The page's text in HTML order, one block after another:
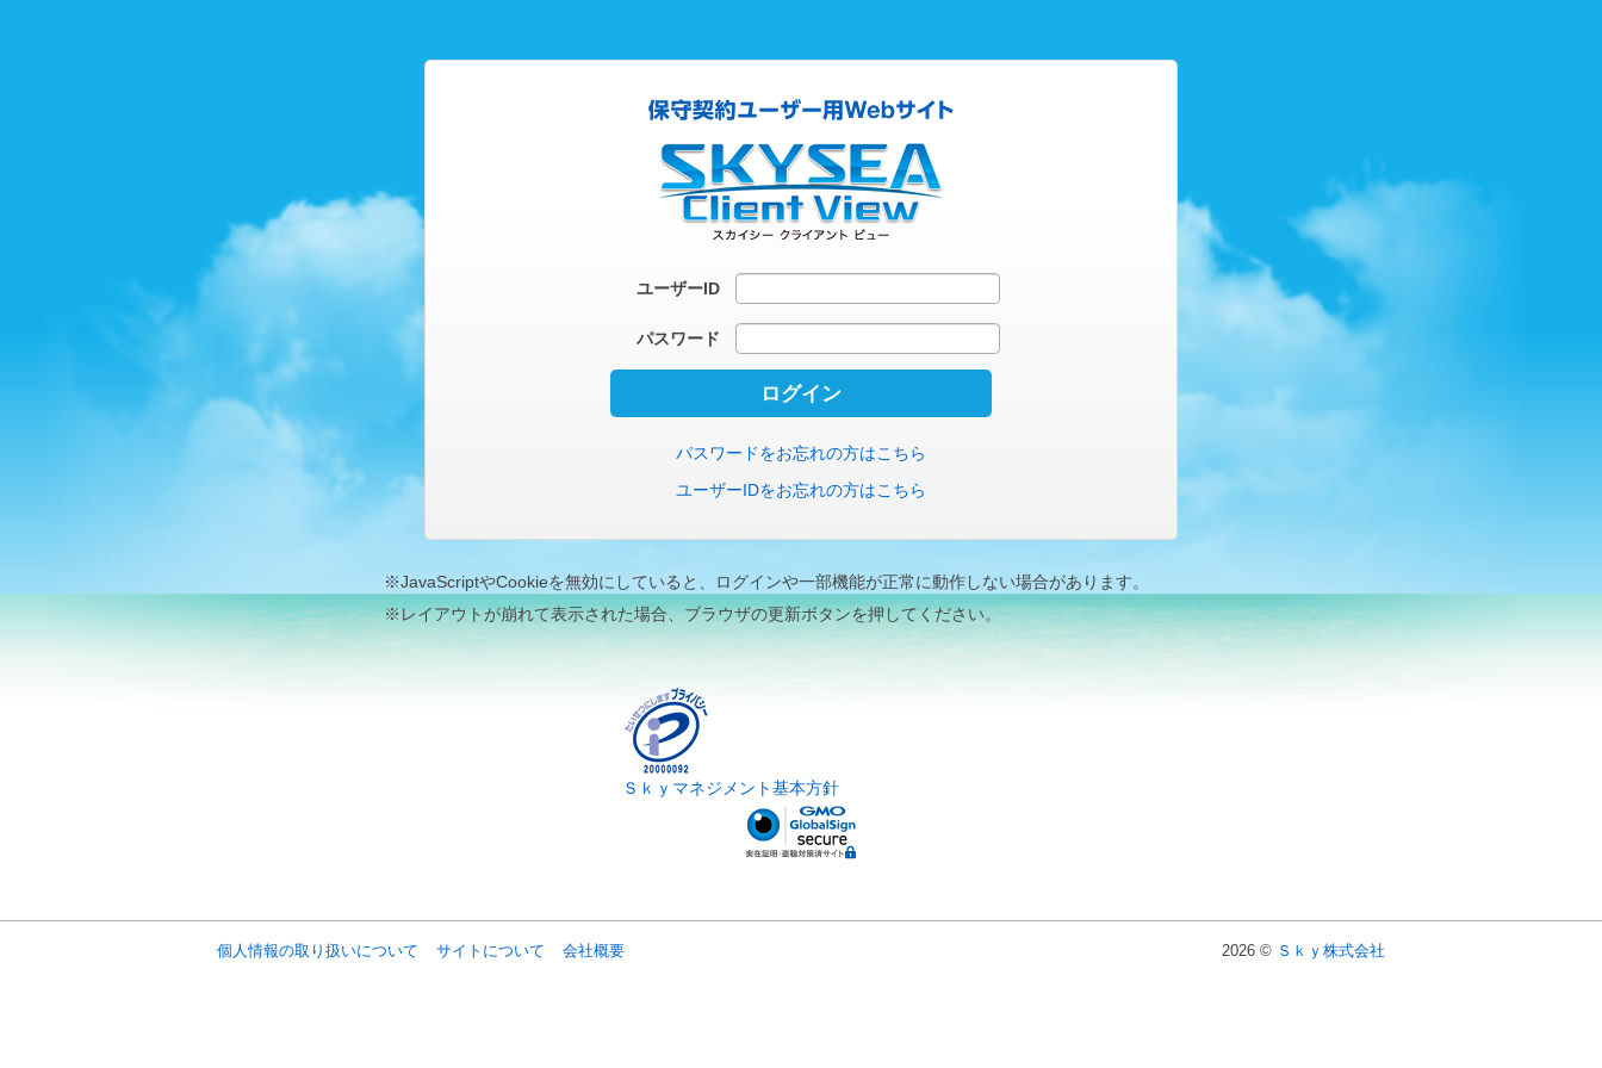
ユーザーID
パスワード
パスワードをお忘れの方はこちら
ユーザーIDをお忘れの方はこちら
※JavaScriptやCookieを無効にしていると、ログインや一部機能が正常に動作しない場合があります。
※レイアウトが崩れて表示された場合、ブラウザの更新ボタンを押してください。
Ｓｋｙマネジメント基本方針
個人情報の取り扱いについて サイトについて 会社概要 2026 © Ｓｋｙ株式会社